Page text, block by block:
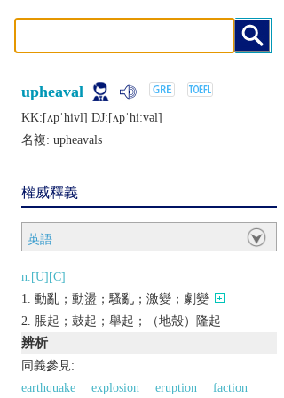
upheaval
KK:[ʌpˈhivḷ] DJ:[ʌpˈhiːvǝl]
名複: upheavals
權威釋義
英語
n.[U][C]
動亂；動盪；騷亂；激變；劇變
脹起；鼓起；舉起；（地殼）隆起
辨析
同義參見:
earthquake
explosion eruption faction